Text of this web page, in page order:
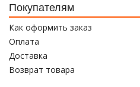
Покупателям
Как оформить заказ
Оплата
Доставка
Возврат товара